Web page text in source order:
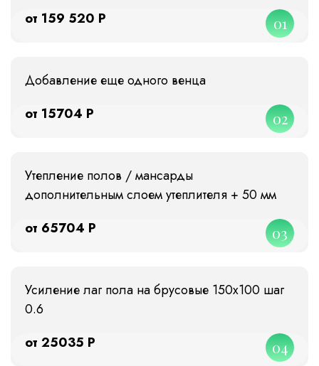
от 159 520 Р
01
Добавление еще одного венца
от 15704 Р
02
Утепление полов / мансарды
дополнительным слоем утеплителя + 50 мм
от 65704 Р
03
Усиление лаг пола на брусовые 150х100 шаг
0.6
от 25035 Р
04